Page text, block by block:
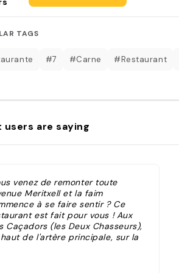
TAGS
#7 #Carne #Restaurant
users are saying
venez de remonter toute
Meritxell et la faim
à se faire sentir ? Ce
est fait pour vous ! Aux
Caçadors (les Deux Chasseurs),
de l'artère principale, sur la
: on y sert dans une